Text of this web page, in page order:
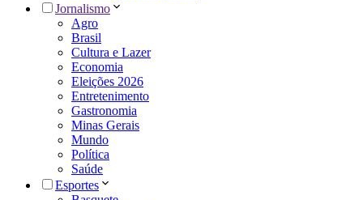
Jornalismo
Agro
Brasil
Cultura e Lazer
Economia
Eleições 2026
Entretenimento
Gastronomia
Minas Gerais
Mundo
Política
Saúde
Esportes